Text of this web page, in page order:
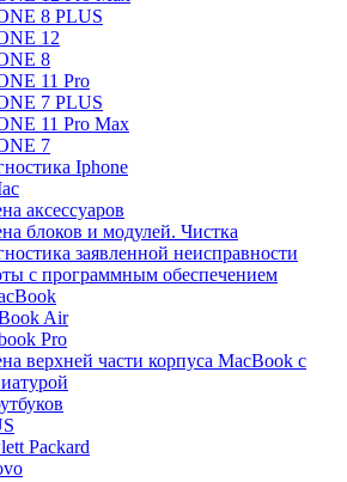
8 PLUS
12
8
11 Pro
7 PLUS
11 Pro Max
7
Iphone
аксессуаров
блоков и модулей. Чистка
заявленной неисправности
с программным обеспечением
Air
Pro
верхней части корпуса MacBook с
Packard